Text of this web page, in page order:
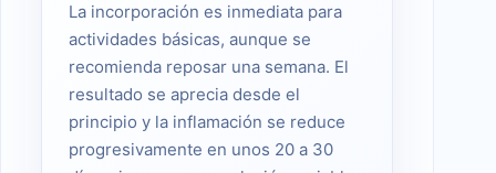
La incorporación es inmediata para
actividades básicas, aunque se
recomienda reposar una semana. El
resultado se aprecia desde el
principio y la inflamación se reduce
progresivamente en unos 20 a 30